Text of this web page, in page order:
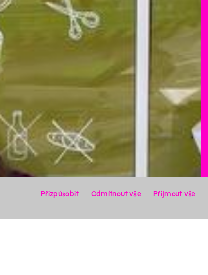
Přizpůsobit Odmítnout vše Přijmout vše